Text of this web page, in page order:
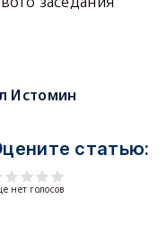
Истомин
статью:
нет голосов